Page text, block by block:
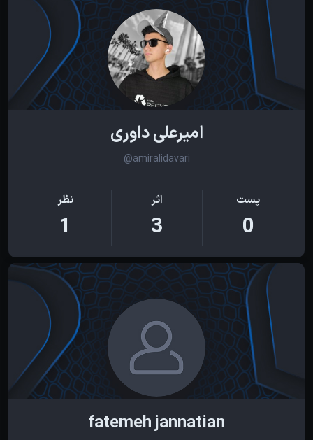
امیرعلی داوری
@amiralidavari
پست
0
اثر
3
نظر
1
fatemeh jannatian